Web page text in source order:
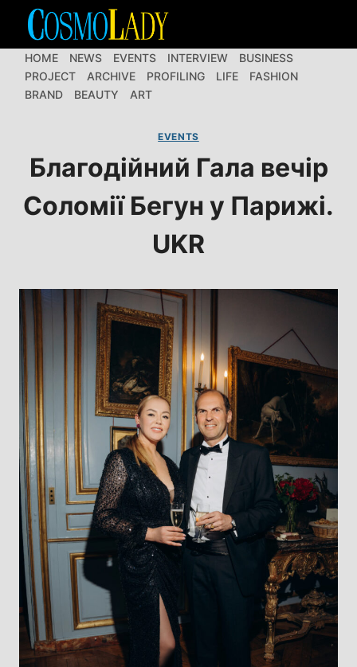
Перейти
вмістуHOME NEWS EVENTS INTERVIEW
BUSINESS
PROJECT
ARCHIVE PROFILING LIFE
FASHION
BRAND
BEAUTY ART
EVENTS
Благодійний Гала вечір
Соломії Бегун у Парижі.
UKR